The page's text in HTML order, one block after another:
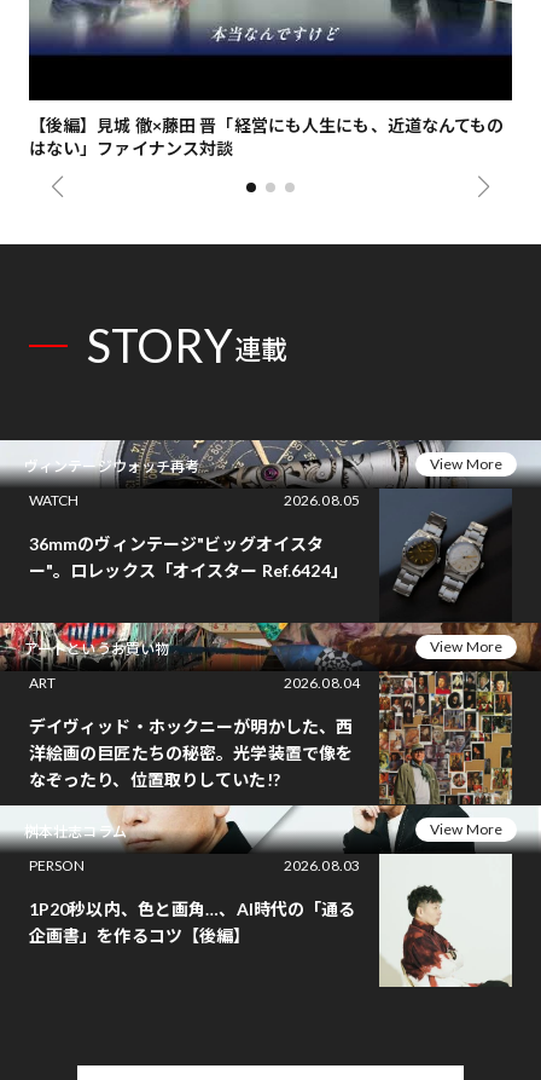
【後編】見城 徹×藤田 晋「経営にも人生にも、近道なんてもの
はない」ファイナンス対談
STORY連載
ヴィンテージウォッチ再考
View More
WATCH
2026.08.05
36mmのヴィンテージ"ビッグオイスタ
ー"。ロレックス「オイスター Ref.6424」
アートというお買い物
View More
ART
2026.08.04
デイヴィッド・ホックニーが明かした、西
洋絵画の巨匠たちの秘密。光学装置で像を
なぞったり、位置取りしていた!?
桝本壮志コラム
View More
PERSON
2026.08.03
1P20秒以内、色と画角…、AI時代の「通る
企画書」を作るコツ【後編】